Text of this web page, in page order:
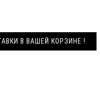
В ВАШЕЙ КОРЗИНЕ !